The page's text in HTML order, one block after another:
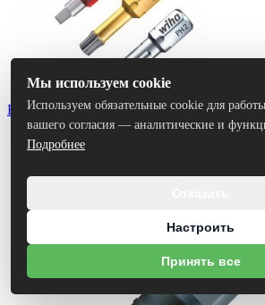
Биты
Мы используем cookie
Используем обязательные cookie для
вашего согласия — аналитические и
Подробнее
Настроить
Принять все